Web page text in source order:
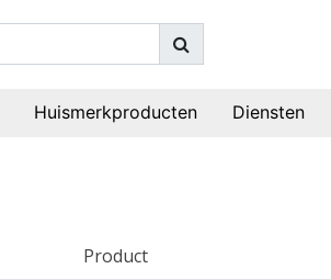
Huismerkproducten Diensten
Product